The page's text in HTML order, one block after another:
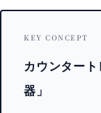
KEY CONCEPT
カウンター
器」